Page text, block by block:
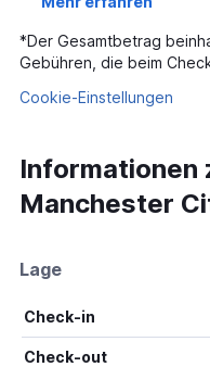
*Der Gesamtbetrag
Gebühren, die beim
Cookie-Einstellungen
Informationen
Manchester
Lage
Check-in
Check-out